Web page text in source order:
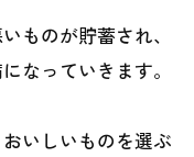
ものが貯蓄され、
なっていきます。
いしいものを選ぶ